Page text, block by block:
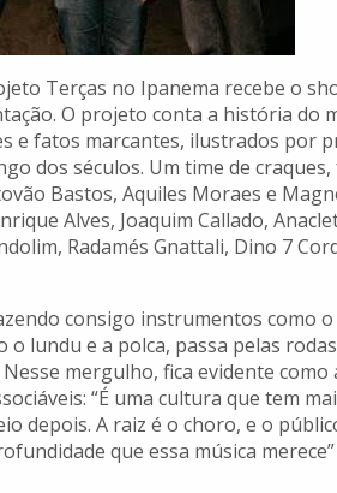
Terças no Ipanema recebe o
O projeto conta a história do
e fatos marcantes, ilustrados por
dos séculos. Um time de
Bastos, Aquiles Moraes e
Alves, Joaquim Callado,
Radamés Gnattali, Dino 7
consigo instrumentos como
lundu e a polca, passa pelas
mergulho, fica evidente como
“É uma cultura que tem
depois. A raiz é o choro, e o
que essa música